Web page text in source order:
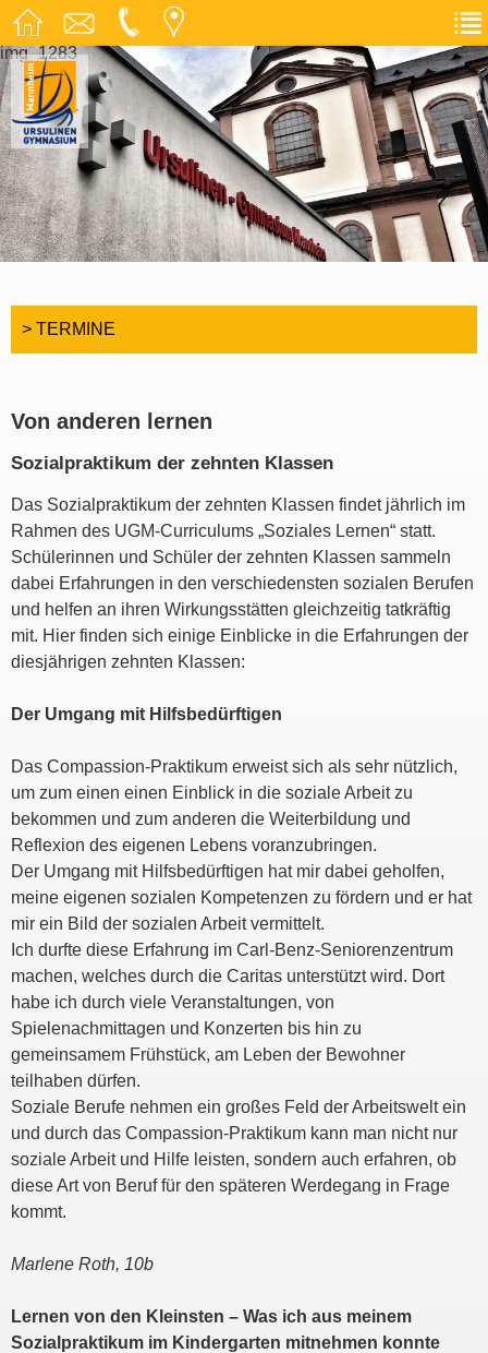
img_1283
> TERMINE
Von anderen lernen
Sozialpraktikum der zehnten Klassen
Das Sozialpraktikum der zehnten Klassen findet jährlich im
Rahmen des UGM-Curriculums „Soziales Lernen“ statt.
Schülerinnen und Schüler der zehnten Klassen sammeln
dabei Erfahrungen in den verschiedensten sozialen Berufen
und helfen an ihren Wirkungsstätten gleichzeitig tatkräftig
mit. Hier finden sich einige Einblicke in die Erfahrungen der
diesjährigen zehnten Klassen:
Der Umgang mit Hilfsbedürftigen
Das Compassion-Praktikum erweist sich als sehr nützlich,
um zum einen einen Einblick in die soziale Arbeit zu
bekommen und zum anderen die Weiterbildung und
Reflexion des eigenen Lebens voranzubringen.
Der Umgang mit Hilfsbedürftigen hat mir dabei geholfen,
meine eigenen sozialen Kompetenzen zu fördern und er hat
mir ein Bild der sozialen Arbeit vermittelt.
Ich durfte diese Erfahrung im Carl-Benz-Seniorenzentrum
machen, welches durch die Caritas unterstützt wird. Dort
habe ich durch viele Veranstaltungen, von
Spielenachmittagen und Konzerten bis hin zu
gemeinsamem Frühstück, am Leben der Bewohner
teilhaben dürfen.
Soziale Berufe nehmen ein großes Feld der Arbeitswelt ein
und durch das Compassion-Praktikum kann man nicht nur
soziale Arbeit und Hilfe leisten, sondern auch erfahren, ob
diese Art von Beruf für den späteren Werdegang in Frage
kommt.
Marlene Roth, 10b
Lernen von den Kleinsten – Was ich aus meinem
Sozialpraktikum im Kindergarten mitnehmen konnte